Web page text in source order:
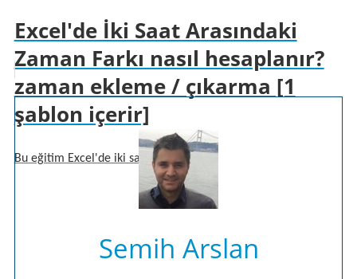
Excel'de İki Saat Arasındaki
Zaman Farkı nasıl hesaplanır?
zaman ekleme / çıkarma [1
şablon içerir]
Bu eğitim Excel'de iki saat ar...
Semih Arslan